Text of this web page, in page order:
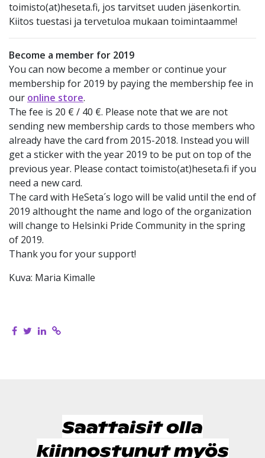
toimisto(at)heseta.fi, jos tarvitset uuden jäsenkortin.
Kiitos tuestasi ja tervetuloa mukaan toimintaamme!
Become a member for 2019
You can now become a member or continue your
membership for 2019 by paying the membership fee in
our online store.
The fee is 20 € / 40 €. Please note that we are not
sending new membership cards to those members who
already have the card from 2015-2018. Instead you will
get a sticker with the year 2019 to be put on top of the
previous year. Please contact toimisto(at)heseta.fi if you
need a new card.
The card with HeSeta´s logo will be valid until the end of
2019 althought the name and logo of the organization
will change to Helsinki Pride Community in the spring
of 2019.
Thank you for your support!
Kuva: Maria Kimalle
Saattaisit olla
kiinnostunut myös